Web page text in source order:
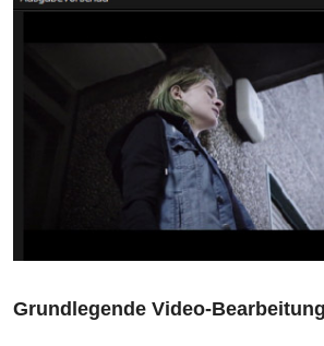
Grundlegende Video-